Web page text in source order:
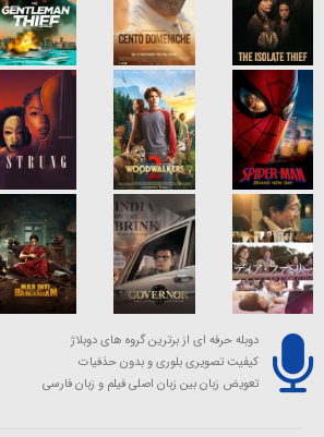
دوبله حرفه ای از برترین گروه های دوبلاژ
کیفیت تصویری بلوری و بدون حذفیات
تعویض زبان بین زبان اصلی فیلم و زبان فارسی